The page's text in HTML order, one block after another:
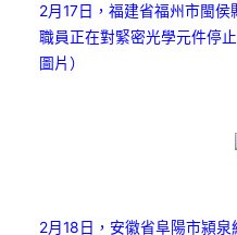
2月17日，福建省福州市閩
職員正在對緊密光學元件停
圖片）
2月18日，安徽省阜陽市潁